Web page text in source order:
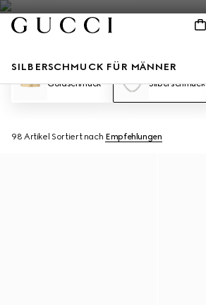
SILBERSCHMUCK FÜR MÄNNER
Goldschmuck Silberschmuck
98 Artikel Sortiert nach Empfehlungen